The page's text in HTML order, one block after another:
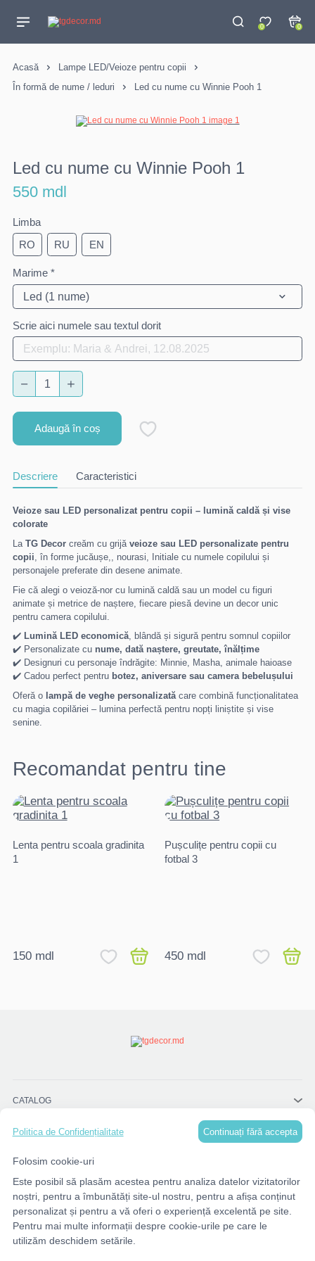
0 0
Acasă
Lampe LED/Veioze pentru copii
În formă de nume / leduri
Led cu nume cu Winnie Pooh 1
Led cu nume cu Winnie Pooh 1
550 mdl
Limba
RO
RU EN
Marime *
Scrie aici numele sau textul dorit
Adaugă în coș
Descriere Caracteristici
Veioze sau LED personalizat pentru copii – lumină caldă și vise
colorate
La TG Decorcreăm cu grijă veioze sau LED personalizate pentru
copii , în forme jucăușe,, nourasi, Initiale cu numele copilului și
personajele preferate din desene animate.
Fie că alegi o veioză-nor cu lumină caldă sau un model cu figuri
animate și metrice de naștere, fiecare piesă devine un decor unic
pentru camera copilului.
✔️ Lumină LED economică, blândă și sigură pentru somnul copiilor
✔️ Personalizate cu nume, dată naștere, greutate, înălțime
✔️ Designuri cu personaje îndrăgite: Minnie, Masha, animale haioase
✔️ Cadou perfect pentru botez, aniversare sau camera bebelușului
Oferă o lampă de veghe personalizatăcare combină funcționalitatea
cu magia copilăriei – lumina perfectă pentru nopți liniștite și vise
senine.
Recomandat pentru tine
Lenta pentru scoala gradinita
1
150 mdl
Pușculițe pentru copii cu
fotbal 3
450 mdl
CATALOG
CONTACTE
Politica de Confidențialitate Continuați fără accepta
Folosim cookie-uri
Este posibil să plasăm acestea pentru analiza datelor vizitatorilor
noștri, pentru a îmbunătăți site-ul nostru, pentru a afișa conținut
personalizat și pentru a vă oferi o experiență excelentă pe site.
Pentru mai multe informații despre cookie-urile pe care le
utilizăm deschidem setările.